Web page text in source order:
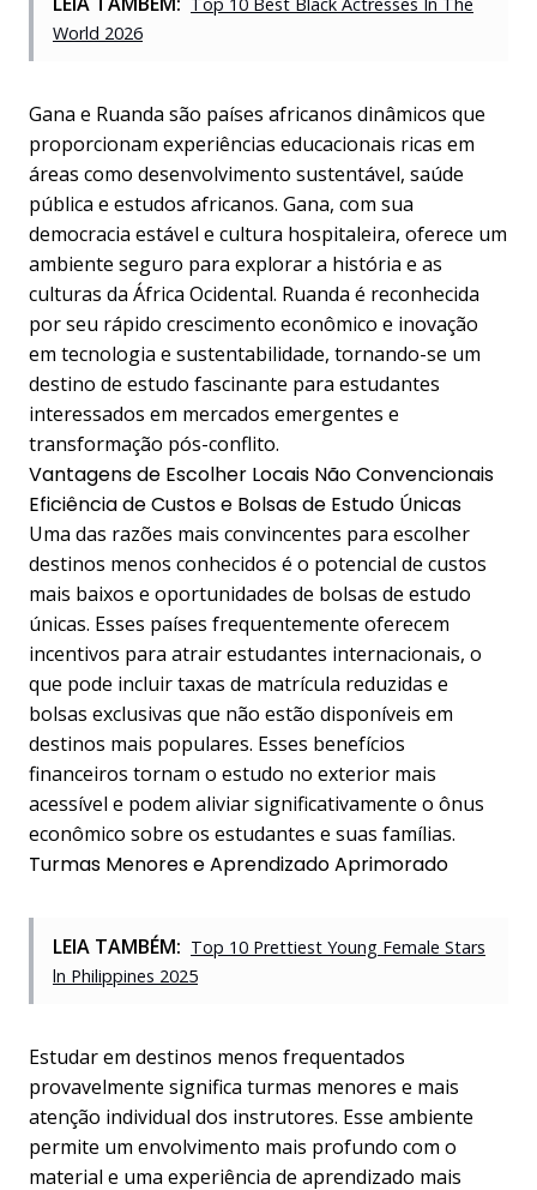
Top 10 Best Black Actresses In The
World 2026
Gana e Ruanda são países africanos dinâmicos que
proporcionam experiências educacionais ricas em
áreas como desenvolvimento sustentável, saúde
pública e estudos africanos. Gana, com sua
democracia estável e cultura hospitaleira, oferece um
ambiente seguro para explorar a história e as
culturas da África Ocidental. Ruanda é reconhecida
por seu rápido crescimento econômico e inovação
em tecnologia e sustentabilidade, tornando-se um
destino de estudo fascinante para estudantes
interessados em mercados emergentes e
transformação pós-conflito.
Vantagens de Escolher Locais Não Convencionais
Eficiência de Custos e Bolsas de Estudo Únicas
Uma das razões mais convincentes para escolher
destinos menos conhecidos é o potencial de custos
mais baixos e oportunidades de bolsas de estudo
únicas. Esses países frequentemente oferecem
incentivos para atrair estudantes internacionais, o
que pode incluir taxas de matrícula reduzidas e
bolsas exclusivas que não estão disponíveis em
destinos mais populares. Esses benefícios
financeiros tornam o estudo no exterior mais
acessível e podem aliviar significativamente o ônus
econômico sobre os estudantes e suas famílias.
Turmas Menores e Aprendizado Aprimorado
LEIA TAMBÉM: Top 10 Prettiest Young Female Stars
ln Philippines 2025
Estudar em destinos menos frequentados
provavelmente significa turmas menores e mais
atenção individual dos instrutores. Esse ambiente
permite um envolvimento mais profundo com o
material e uma experiência de aprendizado mais